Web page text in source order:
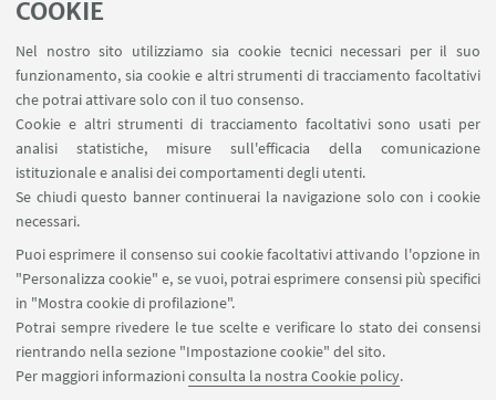
COOKIE
Nel nostro sito utilizziamo sia cookie tecnici necessari per il suo
funzionamento, sia cookie e altri strumenti di tracciamento facoltativi
che potrai attivare solo con il tuo consenso.
Cookie e altri strumenti di tracciamento facoltativi sono usati per
analisi statistiche, misure sull'efficacia della comunicazione
istituzionale e analisi dei comportamenti degli utenti.
Se chiudi questo banner continuerai la navigazione solo con i cookie
necessari.
Puoi esprimere il consenso sui cookie facoltativi attivando l'opzione in
"Personalizza cookie" e, se vuoi, potrai esprimere consensi più specifici
in "Mostra cookie di profilazione".
Potrai sempre rivedere le tue scelte e verificare lo stato dei consensi
rientrando nella sezione "Impostazione cookie" del sito.
Per maggiori informazioniconsulta la nostra Cookie policy.
Area riservata FILO
U-Web Missioni
AlmaEsami
AlmaWifi
Proxy: connessione da remoto
InfoPoint Azzo Gardino
SEGUI UNIBO SU:
APP: